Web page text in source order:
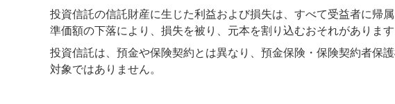
投資信託の信託財産に生じた利益および損失は、すべて受益者に帰
準価額の下落により、損失を被り、元本を割り込むおそれがあります
投資信託は、預金や保険契約とは異なり、預金保険・保険契約者保
対象ではありません。